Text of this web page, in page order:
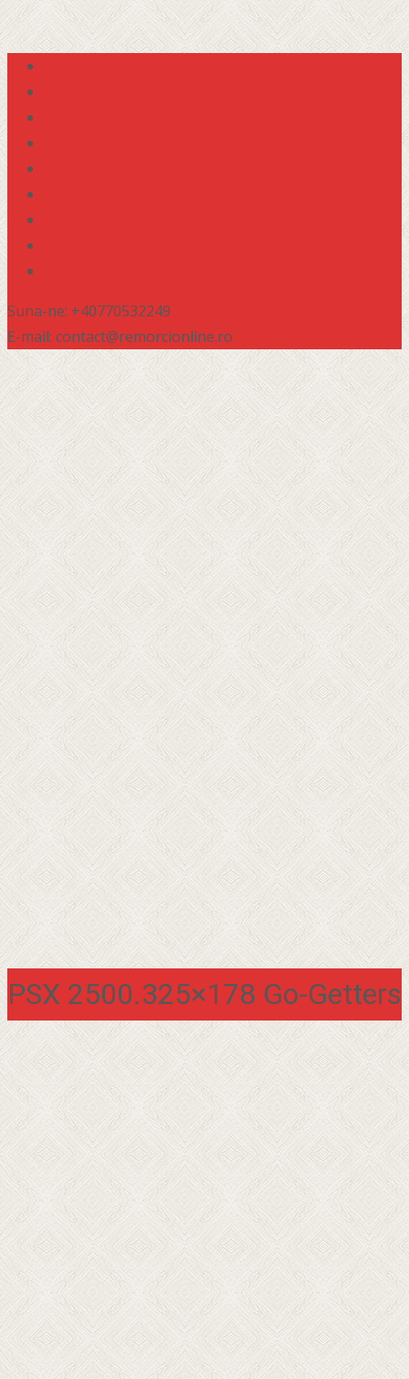
Suna-ne: +40770532249
E-mail: contact@remorcionline.ro
PSX 2500.325×178 Go-Getters